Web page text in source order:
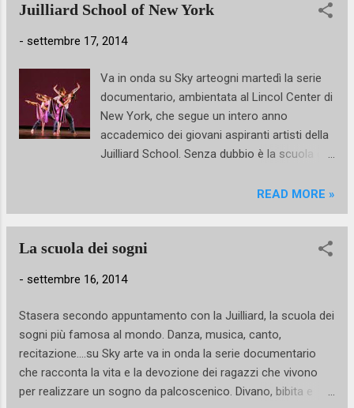
mediocre c'è e mi rigira sottosopra lo stomaco ogni volta
Mettetevelo nella testa!
Juilliard School of New York
- settembre 17, 2014
Va in onda su Sky arteogni martedì la serie
documentario, ambientata al Lincol Center di
New York, che segue un intero anno
accademico dei giovani aspiranti artisti della
Juilliard School. Senza dubbio è la scuola di
si coltivano sogni, aspirazioni, grandi progetti
battaglie sono all’ordine del giorno. Fondata
nel 1905 la Juilliard nasce per contrastare
musicisti verso la vecchia Europa e già alla
William Schuman fu tra i primi presidenti
della scuola, ma si può stilare un lungo
elenco di nomi prestigiosi che hanno
frequentato i corsi prima di diventare stelle di
fama mondiale tra cui: il jazzista Miles Davis,
READ MORE »
La scuola dei sogni
- settembre 16, 2014
Stasera secondo appuntamento con la Juilliard, la scuola dei
sogni più famosa al mondo. Danza, musica, canto,
recitazione....su Sky arte va in onda la serie documentario
che racconta la vita e la devozione dei ragazzi che vivono
per realizzare un sogno da palcoscenico. Divano, bibita e